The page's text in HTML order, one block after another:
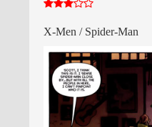
X-Men / Spider-Man